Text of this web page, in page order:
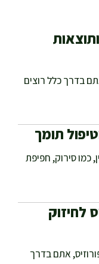
בדרך כלל רוצים
תומך
כמו סירוק, חפיפת
לחיזוק
אתם בדרך